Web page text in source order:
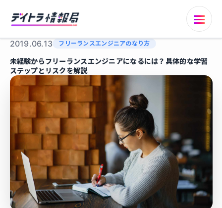
2019.06.13 フリーランスエンジニアのなり方
未経験からフリーランスエンジニアになるには？具体的な学習
ステップとリスクを解説